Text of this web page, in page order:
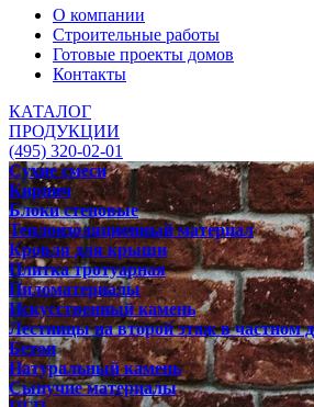
О компании
Строительные работы
Готовые проекты домов
Контакты
КАТАЛОГ
ПРОДУКЦИИ
(495) 320-02-01
Сухие смеси
Кирпич
Блоки стеновые
Теплоизоляционный материал
Кровля для крыши
Плитка тротуарная
Пиломатериалы
Искусственный камень
Лестницы на второй этаж в частном
Бетон
Натуральный камень
Сыпучие материалы